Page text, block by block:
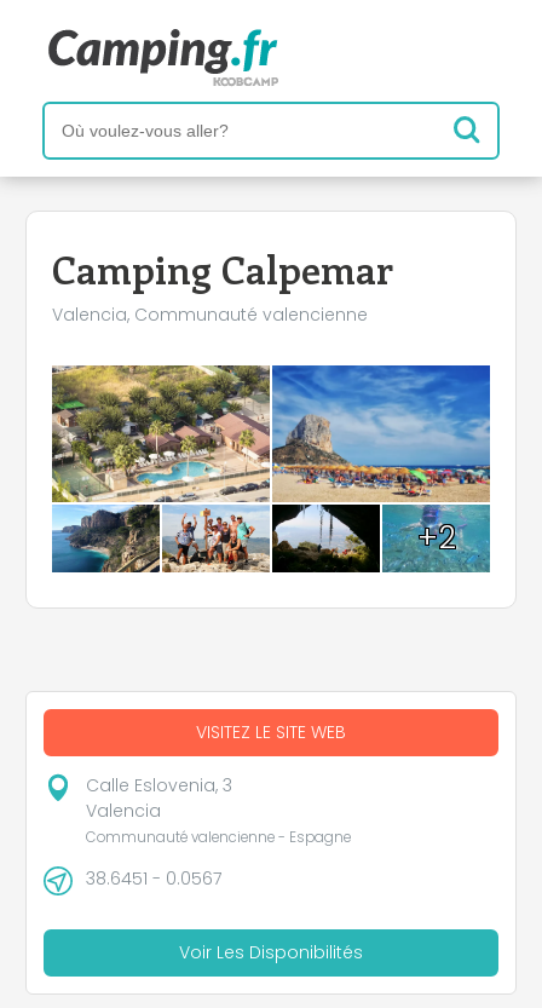
Camping Calpemar
Valencia, Communauté valencienne
+2
VISITEZ LE SITE WEB
Calle Eslovenia, 3
Valencia
Communauté valencienne - Espagne
38.6451 - 0.0567
Voir Les Disponibilités